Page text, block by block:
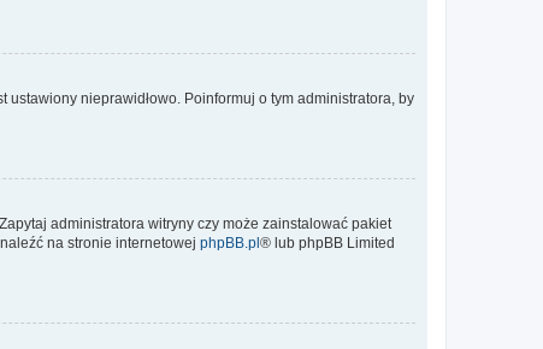
nieprawidłowo. Poinformuj o tym administratora, by
administratora witryny czy może zainstalować pakiet
na stronie internetowej phpBB.pl® lub phpBB Limited